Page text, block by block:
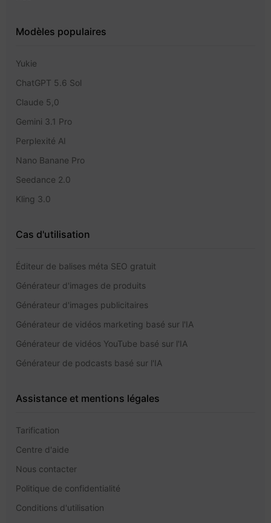
Modèles populaires
Yukie
ChatGPT 5.6 Sol
Claude 5,0
Gemini 3.1 Pro
Perplexité AI
Nano Banane Pro
Seedance 2.0
Kling 3.0
Cas d'utilisation
Éditeur de balises méta SEO gratuit
Générateur d'images de produits
Générateur d'images publicitaires
Générateur de vidéos marketing basé sur l'IA
Générateur de vidéos YouTube basé sur l'IA
Générateur de podcasts basé sur l'IA
Assistance et mentions légales
Tarification
Centre d'aide
Nous contacter
Politique de confidentialité
Conditions d'utilisation